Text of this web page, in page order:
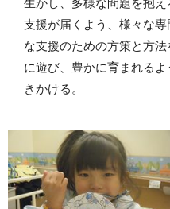
支援が届くよう、様々な
な支援のための方策と方
に遊び、豊かに育まれる
きかける。